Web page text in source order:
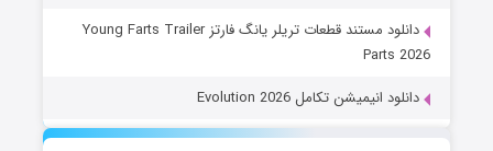
دانلود مستند قطعات تریلر یانگ فارتز Young Farts Trailer
Parts 2026
دانلود انیمیشن تکامل Evolution 2026